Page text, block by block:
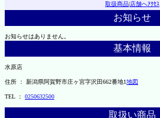
取扱商品|店舗へｱｸｾｽ
お知らせ
お知らせはありません。
基本情報
水原店
住所 ： 新潟県阿賀野市庄ヶ宮字沢田662番地1地図
TEL ： 0250632500
取扱い商品